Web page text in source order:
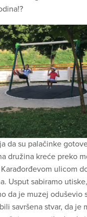
da su palačinke
družina kreće preko
ulicom
Usput sabiramo utiske,
da je muzej oduševio
savršena stvar, da je